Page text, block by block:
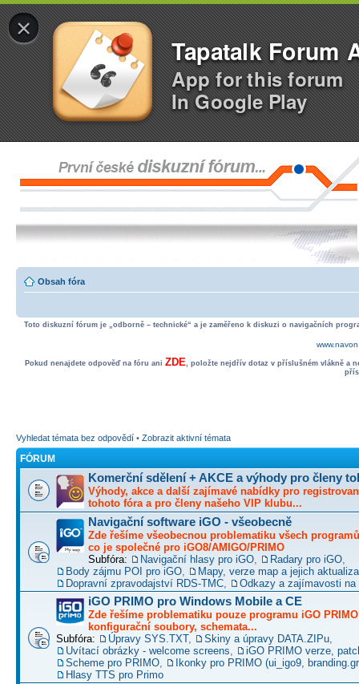
×
Tapatalk Forum
App for this forum
In Google Play
Obsah fóra
Toto diskuzní fórum je „odborně – technické“ a je zaměřeno k diskuzi o navigačních
Pokud nenajdete odpověď na fóru ani ZDE, položte nejdřív dotaz v příslušném vlákně a
Vyhledat témata bez odpovědí • Zobrazit aktivní témata
FÓRUM
Komerční sdělení + AKCE a výhody pro členy
Výhody, akce a další zajímavé nabídky pro
tohoto fóra a pro členy našeho VIP klubu...
Navigační software iGO - všeobecně
Zde řešíme všeobecnou problematiku všech
co je společné pro iGO8/AMIGO/PRIMO
Subfóra:
Navigační hlasy pro iGO Radary pro iGO
Body zájmu POI pro iGO
Mapy, verze map a jejich
Dopravní zpravodajství RDS-TMC
Odkazy a zajímavosti na
iGO PRIMO pro Windows Mobile a CE
Zde řešíme problematiku pouze programu iGO
konfigurační soubory, schemata...
Subfóra:
Úpravy SYS.TXT, Skiny a úpravy DATA.ZIPu
Uvítací obrázky - welcome screens
iGO PRIMO verze,
Scheme pro PRIMO
Ikonky pro PRIMO (ui_igo9,
Hlasy TTS pro Primo